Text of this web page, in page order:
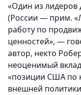
«Один из лидеров
(России — прим.
работу по
ценностей», —
автор, некто
неоценимый
«позиции США по
внешней